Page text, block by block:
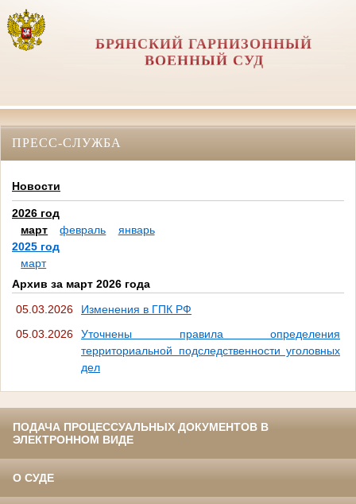
БРЯНСКИЙ ГАРНИЗОННЫЙ
ВОЕННЫЙ СУД
ПРЕСС-СЛУЖБА
Новости
2026 год
март
февраль
январь
2025 год
март
Архив за март 2026 года
05.03.2026
Изменения в ГПК РФ
05.03.2026
Уточнены правила определения
территориальной подследственности уголовных
дел
ПОДАЧА ПРОЦЕССУАЛЬНЫХ ДОКУМЕНТОВ В
ЭЛЕКТРОННОМ ВИДЕ
О СУДЕ